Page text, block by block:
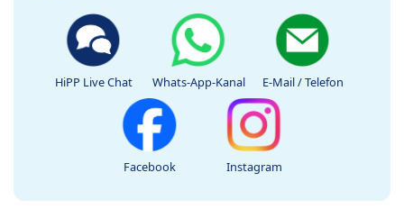
HiPP Live Chat Whats-App-Kanal E-Mail / Telefon
Facebook Instagram